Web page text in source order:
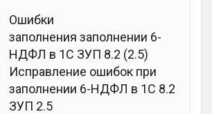
Ошибки
заполнения заполнении 6-
НДФЛ в 1С ЗУП 8.2 (2.5)
Исправление ошибок при
заполнении 6-НДФЛ в 1С 8.2
ЗУП 2.5